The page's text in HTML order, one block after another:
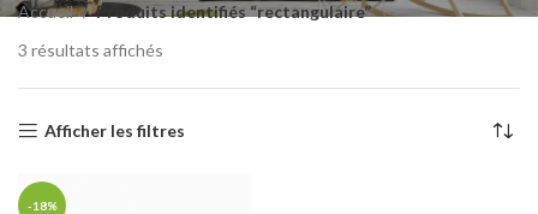
Accueil
Produits identifiés “rectangulaire”
3 résultats affichés
Afficher les filtres
-18%